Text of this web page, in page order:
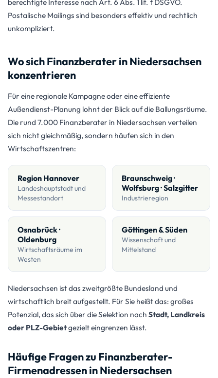
berechtigte Interesse nach Art. 6 Abs. 1 lit. f DSGVO.
Postalische Mailings sind besonders effektiv und rechtlich
unkompliziert.
Wo sich Finanzberater in Niedersachsen
konzentrieren
Für eine regionale Kampagne oder eine effiziente
Außendienst-Planung lohnt der Blick auf die Ballungsräume.
Die rund 7.000 Finanzberater in Niedersachsen verteilen
sich nicht gleichmäßig, sondern häufen sich in den
Wirtschaftszentren:
Region Hannover
Landeshauptstadt und
Messestandort
Braunschweig ·
Wolfsburg · Salzgitter
Industrieregion
Osnabrück ·
Oldenburg
Wirtschaftsräume im
Westen
Göttingen & Süden
Wissenschaft und
Mittelstand
Niedersachsen ist das zweitgrößte Bundesland und
wirtschaftlich breit aufgestellt. Für Sie heißt das: großes
Potenzial, das sich über die Selektion nach Stadt, Landkreis
oder PLZ-Gebietgezielt eingrenzen lässt.
Häufige Fragen zu Finanzberater-
Firmenadressen in Niedersachsen